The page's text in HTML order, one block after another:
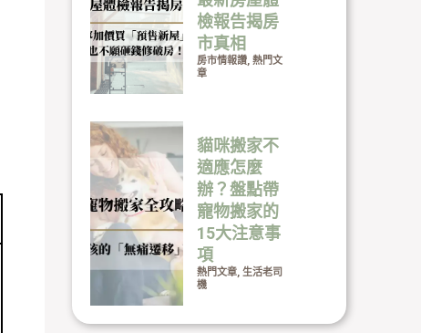
檢報告揭房
市真相
房市情報讚,熱門文
章
貓咪搬家不
適應怎麼
辦？盤點帶
寵物搬家的
15大注意事
項
熱門文章,生活老司
機